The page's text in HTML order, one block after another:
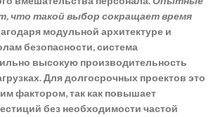
что такой выбор сокращает время
модульной архитектуре и
безопасности, система
высокую производительность
Для долгосрочных проектов это
фактором, так как повышает
без необходимости частой